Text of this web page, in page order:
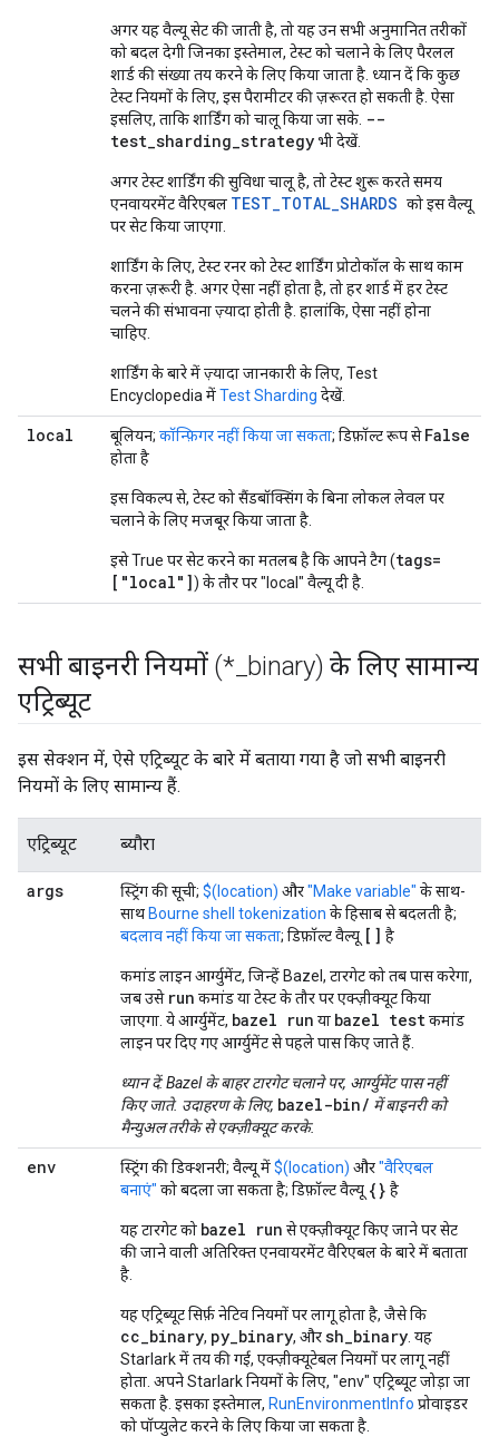
अगर यह वैल्यू सेट की जाती है, तो यह उन सभी अनुमानित तरीकों
को बदल देगी जिनका इस्तेमाल, टेस्ट को चलाने के लिए पैरलल
शार्ड की संख्या तय करने के लिए किया जाता है. ध्यान दें कि कुछ
टेस्ट नियमों के लिए, इस पैरामीटर की ज़रूरत हो सकती है. ऐसा
इसलिए, ताकि शार्डिंग को चालू किया जा सके. --
test_sharding_strategy भी देखें.
अगर टेस्ट शार्डिंग की सुविधा चालू है, तो टेस्ट शुरू करते समय
एनवायरमेंट वैरिएबल TEST_TOTAL_SHARDS को इस वैल्यू
पर सेट किया जाएगा.
शार्डिंग के लिए, टेस्ट रनर को टेस्ट शार्डिंग प्रोटोकॉल के साथ काम
करना ज़रूरी है. अगर ऐसा नहीं होता है, तो हर शार्ड में हर टेस्ट
चलने की संभावना ज़्यादा होती है. हालांकि, ऐसा नहीं होना
चाहिए.
शार्डिंग के बारे में ज़्यादा जानकारी के लिए, Test
Encyclopedia मेंTest Sharding देखें.
local बूलियन; कॉन्फ़िगर नहीं किया जा सकता; डिफ़ॉल्ट रूप सेFalse
होता है
इस विकल्प से, टेस्ट को सैंडबॉक्सिंग के बिना लोकल लेवल पर
चलाने के लिए मजबूर किया जाता है.
इसे True पर सेट करने का मतलब है कि आपने टैग (tags=
["local"]) के तौर पर "local" वैल्यू दी है.
सभी बाइनरी नियमों (* binary) के लिए सामान्य
एट्रिब्यूट
इस सेक्शन में, ऐसे एट्रिब्यूट के बारे में बताया गया है जो सभी बाइनरी
नियमों के लिए सामान्य हैं.
एट्रिब्यूट ब्यौरा
args स्ट्रिंग की सूची; $(location) और"Make variable" के साथ-
साथ Bourne shell tokenization के हिसाब से बदलती है;
बदलाव नहीं किया जा सकता; डिफ़ॉल्ट वैल्यू [] है
कमांड लाइन आर्ग्युमेंट, जिन्हें Bazel, टारगेट को तब पास करेगा,
जब उसे run कमांड या टेस्ट के तौर पर एक्ज़ीक्यूट किया
जाएगा. ये आर्ग्युमेंट, bazel run या bazel testकमांड
लाइन पर दिए गए आर्ग्युमेंट से पहले पास किए जाते हैं.
ध्यान दें: Bazel के बाहर टारगेट चलाने पर, आर्ग्युमेंट पास नहीं
किए जाते. उदाहरण के लिए, bazel-bin/ में बाइनरी को
मैन्युअल तरीके से एक्ज़ीक्यूट करके.
env स्ट्रिंग की डिक्शनरी; वैल्यू में$(location) और"वैरिएबल
बनाएं" को बदला जा सकता है; डिफ़ॉल्ट वैल्यू {} है
यह टारगेट को bazel run से एक्ज़ीक्यूट किए जाने पर सेट
की जाने वाली अतिरिक्त एनवायरमेंट वैरिएबल के बारे में बताता
है.
यह एट्रिब्यूट सिर्फ़ नेटिव नियमों पर लागू होता है, जैसे कि
cc_binary, py_binary, औरsh_binary . यह
Starlark में तय की गई, एक्ज़ीक्यूटेबल नियमों पर लागू नहीं
होता. अपने Starlark नियमों के लिए, "env" एट्रिब्यूट जोड़ा जा
सकता है. इसका इस्तेमाल, RunEnvironmentInfo प्रोवाइडर
को पॉप्युलेट करने के लिए किया जा सकता है.